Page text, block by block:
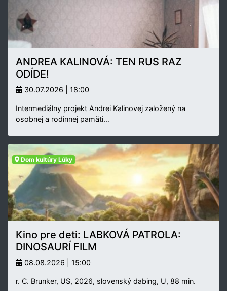
ANDREA KALINOVÁ: TEN RUS RAZ
ODÍDE!
30.07.2026 | 18:00
Intermediálny projekt Andrei Kalinovej založený na
osobnej a rodinnej pamäti…
Dom kultúry Lúky
Kino pre deti: LABKOVÁ PATROLA:
DINOSAURÍ FILM
08.08.2026 | 15:00
r. C. Brunker, US, 2026, slovenský dabing, U, 88 min.